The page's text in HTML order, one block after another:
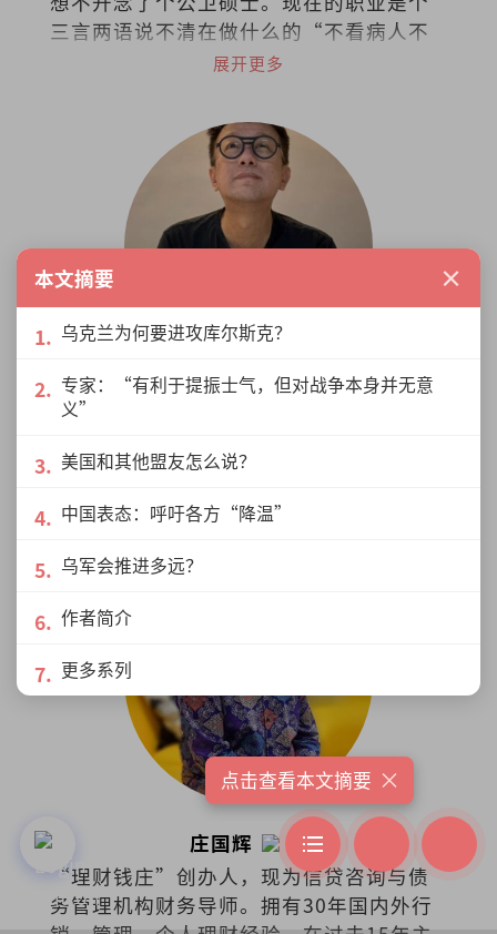
三言两语说不清在做什么的“不看病人不
看诊的医生“(叹)。展开更多
媒末代旧职已燃烧殆尽，如今重拾纸笔，
为远不企及的明日之境埋伏笔。
庄国辉
“理财钱庄”创办人，现为信贷咨询与债
务管理机构财务导师。拥有30年国内外行
本文摘要 ×
乌克兰为何要进攻库尔斯克？
专家：“有利于提振士气，但对战争本身并无意
义”
美国和其他盟友怎么说？
中国表态：呼吁各方“降温”
乌军会推进多远？
作者简介
更多系列
点击查看本文摘要 ×